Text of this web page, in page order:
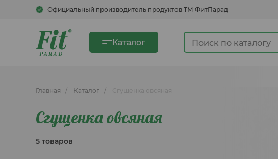
Официальный производитель продуктов ТМ ФитПарад
Каталог
Главная Каталог
Сгущенка овсяная
5 товаров